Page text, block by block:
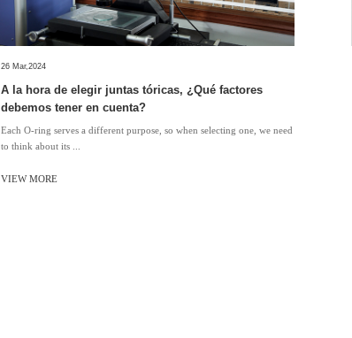
26 Mar,2024
A la hora de elegir juntas tóricas, ¿Qué factores
debemos tener en cuenta?
Each O-ring serves a different purpose, so when selecting one, we need
to think about its ...
VIEW MORE